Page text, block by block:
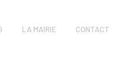
LA MAIRIE CONTACT